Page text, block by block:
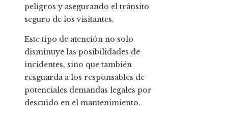
peligros y asegurando el tránsito
seguro de los visitantes.
Este tipo de atención no solo
disminuye las posibilidades de
incidentes, sino que también
resguarda a los responsables de
potenciales demandas legales por
descuido en el mantenimiento.